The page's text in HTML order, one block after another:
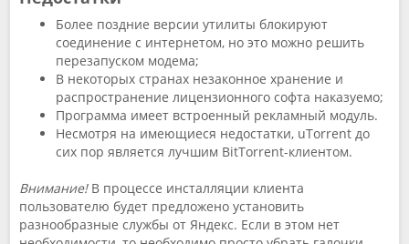
Более поздние версии утилиты блокируют
соединение с интернетом, но это можно решить
перезапуском модема;
В некоторых странах незаконное хранение и
распространение лицензионного софта наказуемо;
Программа имеет встроенный рекламный модуль.
Несмотря на имеющиеся недостатки, uTorrent до
сих пор является лучшим BitTorrent-клиентом.
Внимание!В процессе инсталляции клиента
пользователю будет предложено установить
разнообразные службы от Яндекс. Если в этом нет